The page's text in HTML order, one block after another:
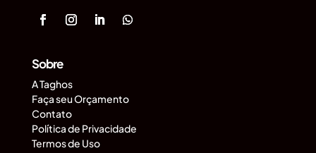
Sobre
A Taghos
Faça seu Orçamento
Contato
Política de Privacidade
Termos de Uso